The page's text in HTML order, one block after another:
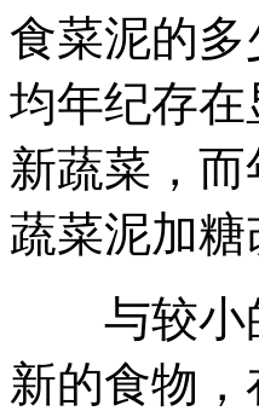
食菜泥的
均年纪存
新蔬菜，
蔬菜泥加
与较小的
新的食物